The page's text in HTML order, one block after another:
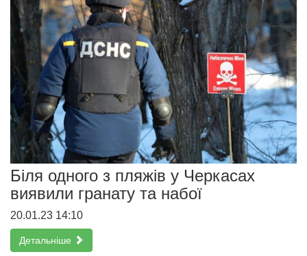
Біля одного з пляжів у Черкасах
виявили гранату та набої
20.01.23 14:10
Детальніше